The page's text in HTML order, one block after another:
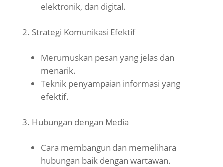
elektronik, dan digital.
Strategi Komunikasi Efektif
Merumuskan pesan yang jelas dan
menarik.
Teknik penyampaian informasi yang
efektif.
Hubungan dengan Media
Cara membangun dan memelihara
hubungan baik dengan wartawan.